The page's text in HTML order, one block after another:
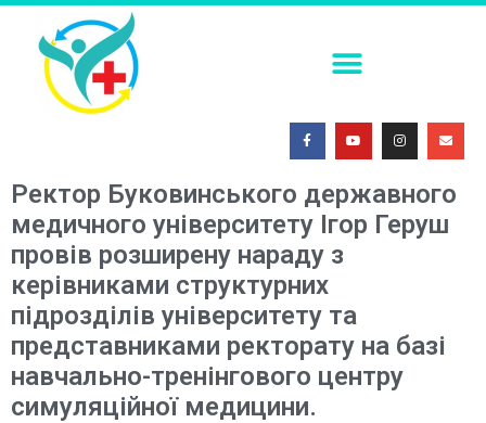
Ректор Буковинського державного
медичного університету Ігор Геруш
провів розширену нараду з
керівниками структурних
підрозділів університету та
представниками ректорату на базі
навчально-тренінгового центру
симуляційної медицини.